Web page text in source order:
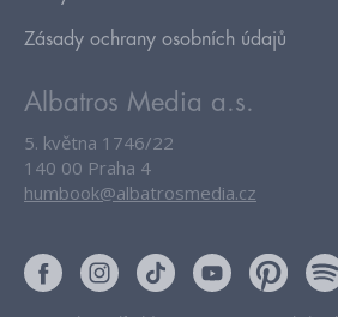
Zásady ochrany osobních údajů
Albatros Media a.s.
5. května 1746/22
140 00 Praha 4
humbook@albatrosmedia.cz